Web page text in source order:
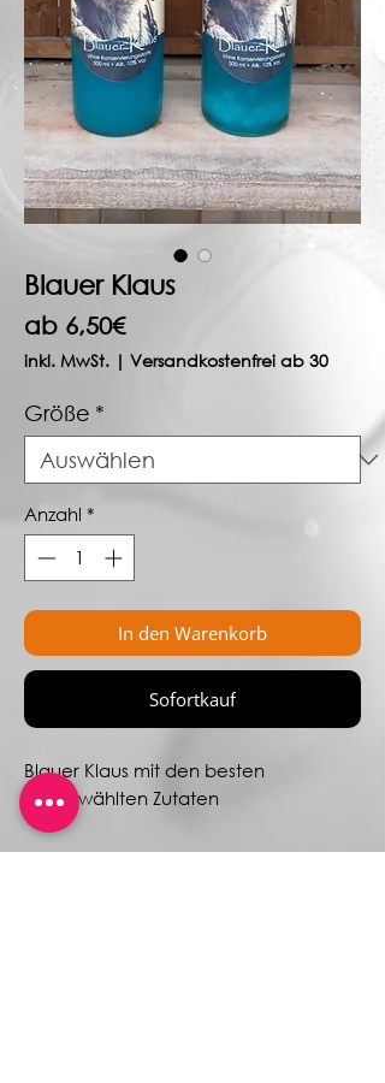
Blauer Klaus
ab 6,50€Sale-
Preis
inkl. MwSt. | Versandkostenfrei ab 30
Größe *
Anzahl *
In den Warenkorb
Sofortkauf
Blauer Klaus mit den besten
ausgewählten Zutaten
250 ml oder 500 ml - Alk. 10 % Vol.